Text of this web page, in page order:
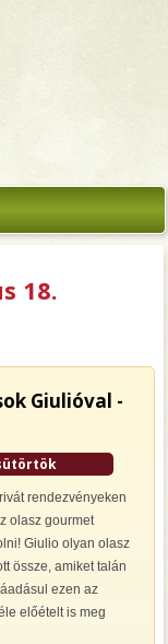
18.
Giulióval -
rendezvényeken
olasz gourmet
Giulio olyan olasz
össze, amiket talán
ezen az
előételt is meg